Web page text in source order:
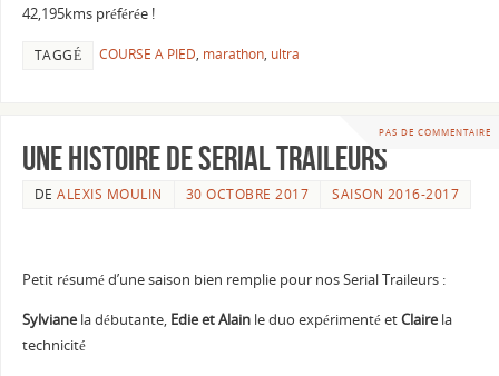
42,195kms préférée !
TAGGÉ COURSE A PIED, marathon, ultra
PAS DE COMMENTAIRE
UNE HISTOIRE DE SERIAL TRAILEURS
DEALEXIS MOULIN 30 OCTOBRE 2017 SAISON 2016-2017
Petit résumé d’une saison bien remplie pour nos Serial Traileurs :
Sylvianela débutante, Edie et Alainle duo expérimenté etClairela
technicité